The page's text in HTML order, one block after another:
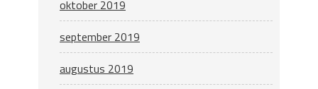
oktober 2019
september 2019
augustus 2019